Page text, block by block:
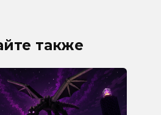
также